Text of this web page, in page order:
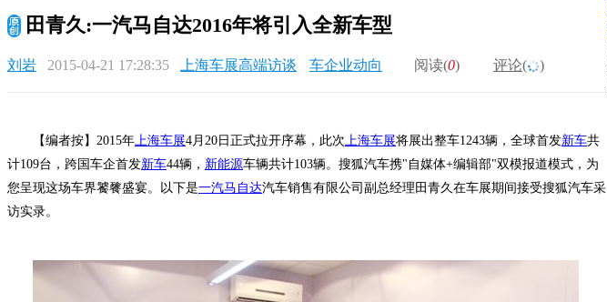
田青久:一汽马自达2016年将引入全新车型
刘岩 2015-04-21 17:28:35 上海车展高端访谈 车企业动向 阅读(0) 评论( )
【编者按】2015年 上海车展4月20日正式拉开序幕，此次 上海车展将展出整车1243辆，全球首发新车共
计109台，跨国车企首发新车44辆， 新能源车辆共计103辆。搜狐汽车携"自媒体+编辑部"双模报道模式，为
您呈现这场车界饕餮盛宴。以下是一汽马自达汽车销售有限公司副总经理田青久在车展期间接受搜狐汽车采
访实录。